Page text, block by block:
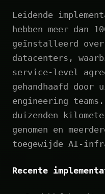
Leidende
hebben meer dan
geïnstalleerd over
datacenters,
service-level
gehandhaafd
engineering
duizenden
genomen en
toegewijde AI-
Recente